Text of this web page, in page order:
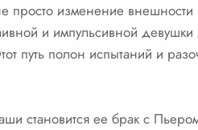
изменение внешности
и импульсивной
путь полон испытаний и
становится ее брак с